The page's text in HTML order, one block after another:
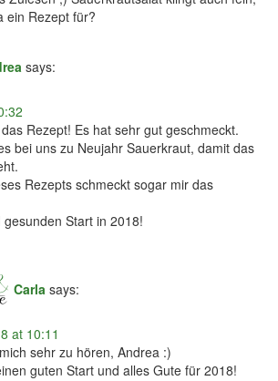
ein Rezept für?
says:
Rezept! Es hat sehr gut geschmeckt.
bei uns zu Neujahr Sauerkraut, damit das
Rezepts schmeckt sogar mir das
Start in 2018!
Carla says:
at 10:11
sehr zu hören, Andrea :)
guten Start und alles Gute für 2018!